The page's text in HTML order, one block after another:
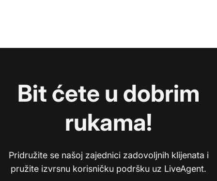
Bit ćete u dobrim
rukama!
Pridružite se našoj zajednici zadovoljnih klijenata i
pružite izvrsnu korisničku podršku uz LiveAgent.